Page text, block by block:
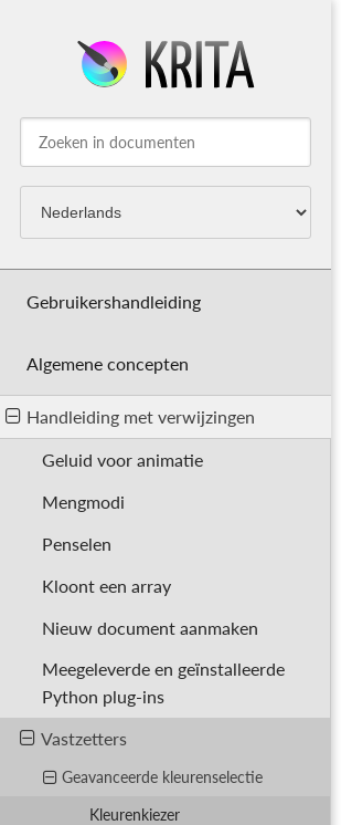
Gebruikershandleiding
Algemene concepten
Handleiding met verwijzingen
Geluid voor animatie
Mengmodi
Penselen
Kloont een array
Nieuw document aanmaken
Meegeleverde en geïnstalleerde
Python plug-ins
Vastzetters
Geavanceerde kleurenselectie
Kleurenkiezer